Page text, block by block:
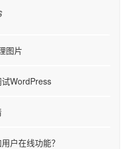
图片
WordPress
户在线功能？